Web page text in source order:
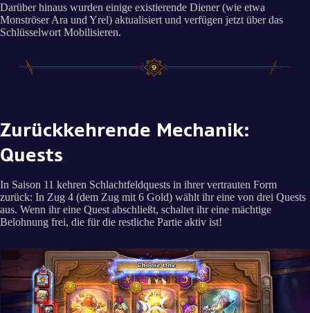
Darüber hinaus wurden einige existierende Diener (wie etwa
Monströser Ara und Yrel) aktualisiert und verfügen jetzt über das
Schlüsselwort Mobilisieren.
Zurückkehrende Mechanik:
Quests
In Saison 11 kehren Schlachtfeldquests in ihrer vertrauten Form
zurück: In Zug 4 (dem Zug mit 6 Gold) wählt ihr eine von drei Quests
aus. Wenn ihr eine Quest abschließt, schaltet ihr eine mächtige
Belohnung frei, die für die restliche Partie aktiv ist!